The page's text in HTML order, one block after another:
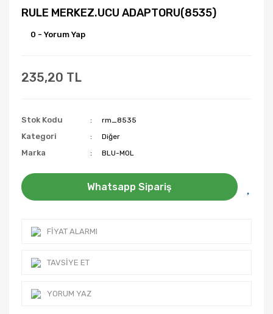
RULE MERKEZ.UCU ADAPTORU(8535)
0 - Yorum Yap
235,20 TL
Stok Kodu rm_8535
Kategori Diğer
Marka BLU-MOL
Whatsapp Sipariş
FIYAT ALARMI
TAVSIYE ET
YORUM YAZ